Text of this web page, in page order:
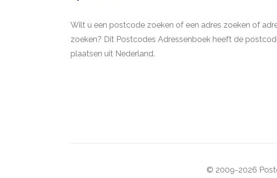
Wilt u een postcode zoeken of een adres zoeken of
zoeken? Dit Postcodes Adressenboek heeft de
plaatsen uit Nederland.
© 2009-2026